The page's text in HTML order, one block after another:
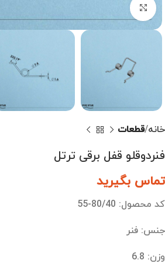
بزرگنمایی تصویر
خانه قطعات
فنردوقلو قفل برقی ترتل
تماس بگیرید
کد محصول: 80/40-55
جنس: فنر
وزن: 6.8